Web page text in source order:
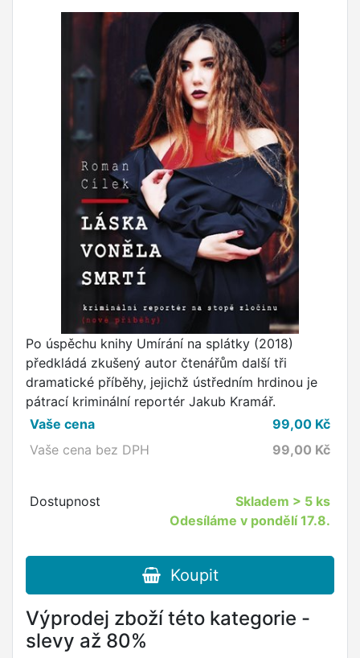
Po úspěchu knihy Umírání na splátky (2018)
předkládá zkušený autor čtenářům další tři
dramatické příběhy, jejichž ústředním hrdinou je
pátrací kriminální reportér Jakub Kramář.
Vaše cena
99,00 Kč
Vaše cena bez DPH
99,00 Kč
Dostupnost Skladem > 5 ks
Odesíláme v pondělí 17.8.
Koupit
Výprodej zboží této kategorie -
slevy až 80%